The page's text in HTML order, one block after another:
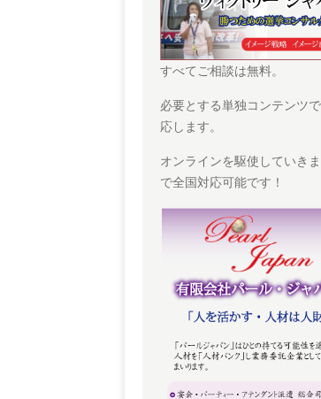
すべてご相談は無料。
必要とする単独コンテンツ
応します。
オンラインを駆使していき
で全国対応可能です！